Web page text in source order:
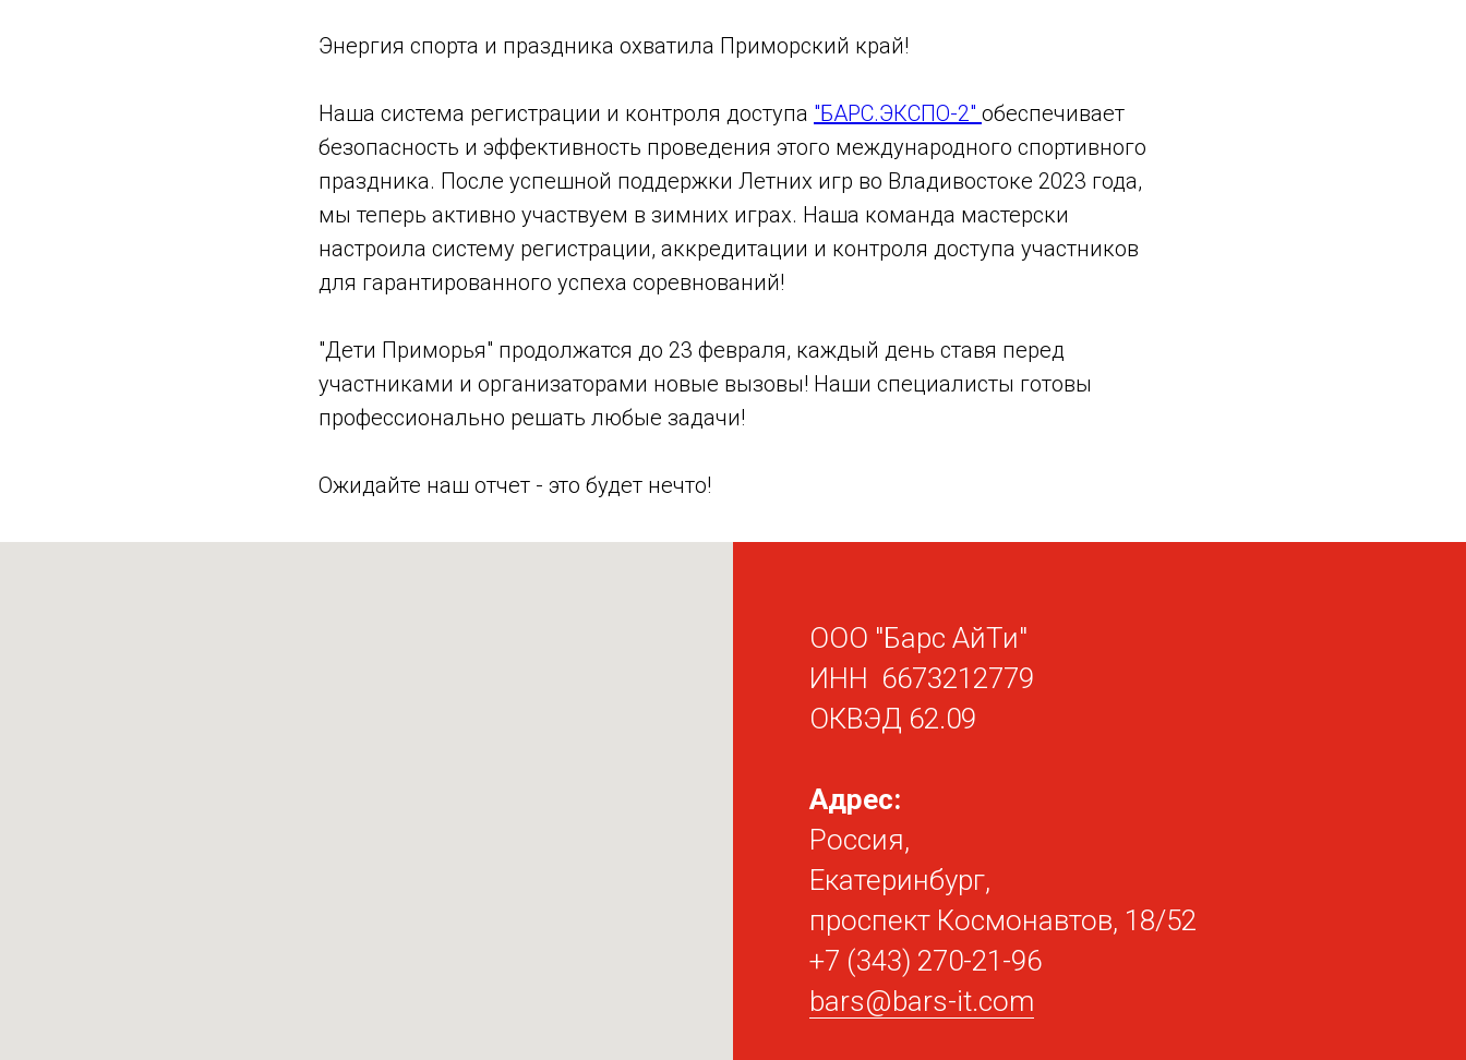
Энергия спорта и праздника охватила Приморский край!
Наша система регистрации и контроля доступа "БАРС.ЭКСПО-2" обеспечивает
безопасность и эффективность проведения этого международного спортивного
праздника. После успешной поддержки Летних игр во Владивостоке 2023 года,
мы теперь активно участвуем в зимних играх. Наша команда мастерски
настроила систему регистрации, аккредитации и контроля доступа участников
для гарантированного успеха соревнований!
"Дети Приморья" продолжатся до 23 февраля, каждый день ставя перед
участниками и организаторами новые вызовы! Наши специалисты готовы
профессионально решать любые задачи!
Ожидайте наш отчет - это будет нечто!
ООО "Барс АйТи"
ИНН 6673212779
ОКВЭД 62.09
Адрес:
Россия,
Екатеринбург,
проспект Космонавтов, 18/52
+7 (343) 270-21-96
bars@bars-it.com